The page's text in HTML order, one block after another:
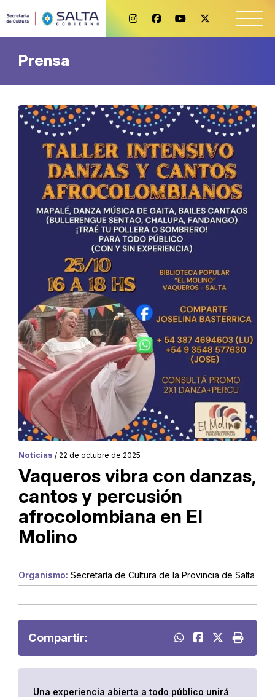
Prensa
Noticias / 22 de octubre de 2025
Vaqueros vibra con danzas,
cantos y percusión
afrocolombiana en El
Molino
Organismo: Secretaría de Cultura de la Provincia de Salta
Compartir:
Una experiencia abierta a todo público unirá